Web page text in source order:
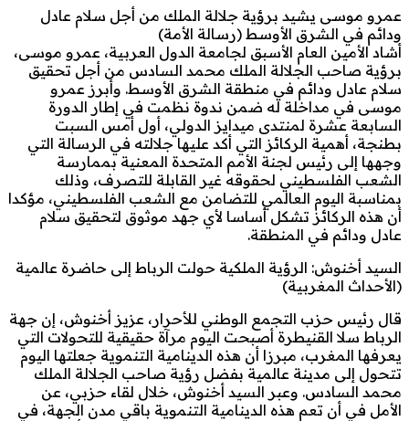
عمرو موسى يشيد برؤية جلالة الملك من أجل سلام عادل
ودائم في الشرق الأوسط (رسالة الأمة)
أشاد الأمين العام الأسبق لجامعة الدول العربية، عمرو موسى،
برؤية صاحب الجلالة الملك محمد السادس من أجل تحقيق
سلام عادل ودائم في منطقة الشرق الأوسط. وأبرز عمرو
موسى في مداخلة له ضمن ندوة نظمت في إطار الدورة
السابعة عشرة لمنتدى ميدايز الدولي، أول أمس السبت
بطنجة، أهمية الركائز التي أكد عليها جلالته في الرسالة التي
وجهها إلى رئيس لجنة الأمم المتحدة المعنية بممارسة
الشعب الفلسطيني لحقوقه غير القابلة للتصرف، وذلك
بمناسبة اليوم العالمي للتضامن مع الشعب الفلسطيني، مؤكدا
أن هذه الركائز تشكل أساسا لأي جهد موثوق لتحقيق سلام
عادل ودائم في المنطقة.
السيد أخنوش: الرؤية الملكية حولت الرباط إلى حاضرة عالمية
(الأحداث المغربية)
قال رئيس حزب التجمع الوطني للأحرار، عزيز أخنوش، إن جهة
الرباط سلا القنيطرة أصبحت اليوم مرآة حقيقية للتحولات التي
يعرفها المغرب، مبرزا أن هذه الدينامية التنموية جعلتها اليوم
تتحول إلى مدينة عالمية بفضل رؤية صاحب الجلالة الملك
محمد السادس. وعبر السيد أخنوش، خلال لقاء حزبي، عن
الأمل في أن تعم هذه الدينامية التنموية باقي مدن الجهة، في